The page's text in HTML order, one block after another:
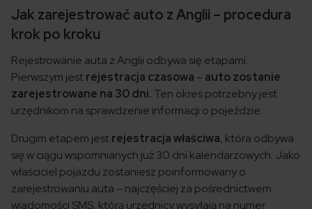
Jak zarejestrować auto z Anglii – procedura
krok po kroku
Rejestrowanie auta z Anglii odbywa się etapami.
Pierwszym jest rejestracja czasowa – auto zostanie
zarejestrowane na 30 dni. Ten okres potrzebny jest
urzędnikom na sprawdzenie informacji o pojeździe.
Drugim etapem jest rejestracja właściwa, która odbywa
się w ciągu wspomnianych już 30 dni kalendarzowych. Jako
właściciel pojazdu zostaniesz poinformowany o
zarejestrowaniu auta – najczęściej za pośrednictwem
wiadomości SMS, którą urzędnicy wysyłają na numer